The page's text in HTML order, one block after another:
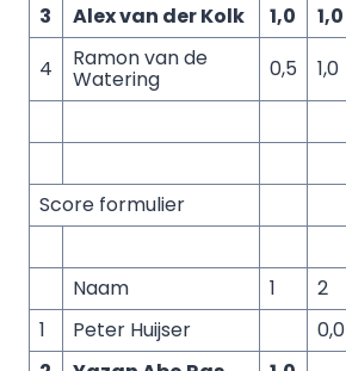
3
Alex van der Kolk 1,0 1,0
4
Ramon van de
Watering 0,5 1,0
Score formulier
Naam 1 2
1
Peter Huijser 0,0